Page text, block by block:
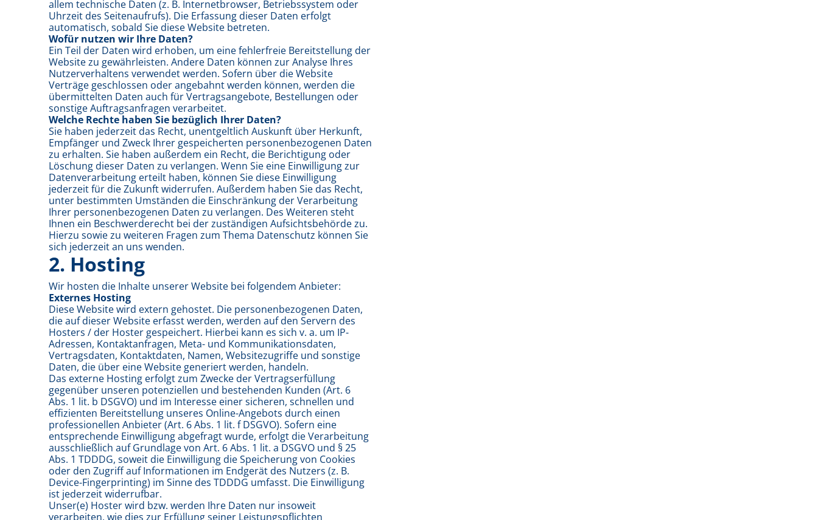
allem technische Daten (z. B. Internetbrowser, Betriebssystem oder
Uhrzeit des Seitenaufrufs). Die Erfassung dieser Daten erfolgt
automatisch, sobald Sie diese Website betreten.
Wofür nutzen wir Ihre Daten?
Ein Teil der Daten wird erhoben, um eine fehlerfreie Bereitstellung der
Website zu gewährleisten. Andere Daten können zur Analyse Ihres
Nutzerverhaltens verwendet werden. Sofern über die Website
Verträge geschlossen oder angebahnt werden können, werden die
übermittelten Daten auch für Vertragsangebote, Bestellungen oder
sonstige Auftragsanfragen verarbeitet.
Welche Rechte haben Sie bezüglich Ihrer Daten?
Sie haben jederzeit das Recht, unentgeltlich Auskunft über Herkunft,
Empfänger und Zweck Ihrer gespeicherten personenbezogenen Daten
zu erhalten. Sie haben außerdem ein Recht, die Berichtigung oder
Löschung dieser Daten zu verlangen. Wenn Sie eine Einwilligung zur
Datenverarbeitung erteilt haben, können Sie diese Einwilligung
jederzeit für die Zukunft widerrufen. Außerdem haben Sie das Recht,
unter bestimmten Umständen die Einschränkung der Verarbeitung
Ihrer personenbezogenen Daten zu verlangen. Des Weiteren steht
Ihnen ein Beschwerderecht bei der zuständigen Aufsichtsbehörde zu.
Hierzu sowie zu weiteren Fragen zum Thema Datenschutz können Sie
sich jederzeit an uns wenden.
2. Hosting
Wir hosten die Inhalte unserer Website bei folgendem Anbieter:
Externes Hosting
Diese Website wird extern gehostet. Die personenbezogenen Daten,
die auf dieser Website erfasst werden, werden auf den Servern des
Hosters / der Hoster gespeichert. Hierbei kann es sich v. a. um IP-
Adressen, Kontaktanfragen, Meta- und Kommunikationsdaten,
Vertragsdaten, Kontaktdaten, Namen, Websitezugriffe und sonstige
Daten, die über eine Website generiert werden, handeln.
Das externe Hosting erfolgt zum Zwecke der Vertragserfüllung
gegenüber unseren potenziellen und bestehenden Kunden (Art. 6
Abs. 1 lit. b DSGVO) und im Interesse einer sicheren, schnellen und
effizienten Bereitstellung unseres Online-Angebots durch einen
professionellen Anbieter (Art. 6 Abs. 1 lit. f DSGVO). Sofern eine
entsprechende Einwilligung abgefragt wurde, erfolgt die Verarbeitung
ausschließlich auf Grundlage von Art. 6 Abs. 1 lit. a DSGVO und § 25
Abs. 1 TDDDG, soweit die Einwilligung die Speicherung von Cookies
oder den Zugriff auf Informationen im Endgerät des Nutzers (z. B.
Device-Fingerprinting) im Sinne des TDDDG umfasst. Die Einwilligung
ist jederzeit widerrufbar.
Unser(e) Hoster wird bzw. werden Ihre Daten nur insoweit
verarbeiten, wie dies zur Erfüllung seiner Leistungspflichten